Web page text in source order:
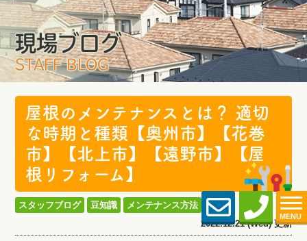
MENU
現場ブログ
STAFF BLOG
屋根のメンテナンスとは？ 適切
な時期と種類【奥州市】【花巻
市】【北上市】【遠野市】【屋
根リフォーム】
スタッフブログ 豆知識
メンテナンス方法
2022.12.21 (Wed) 更新